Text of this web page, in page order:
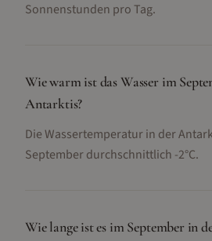
Sonnenstunden pro Tag.
Wie warm ist das Wasser im
Antarktis?
Die Wassertemperatur in der
September durchschnittlich -2°C.
Wie lange ist es im September in